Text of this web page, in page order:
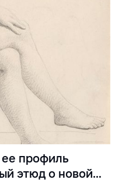
профиль
этюд о новой